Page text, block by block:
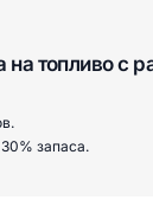
на топливо с
запаса.